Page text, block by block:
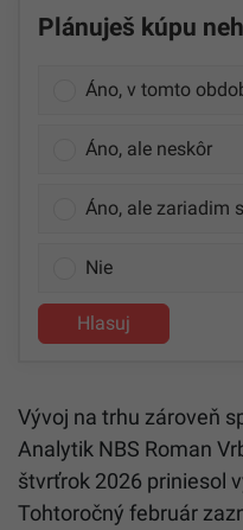
Plánuješ kúpu
Áno, v tomto
Áno, ale neskôr
Áno, ale zariadim
Nie
Hlasuj
Vývoj na trhu zároveň
Analytik NBS Roman
štvrťrok 2026 priniesol
Tohtoročný február